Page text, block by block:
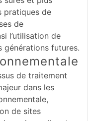
pratiques de
de
l’utilisation de
générations futures.
de traitement
dans les
de sites